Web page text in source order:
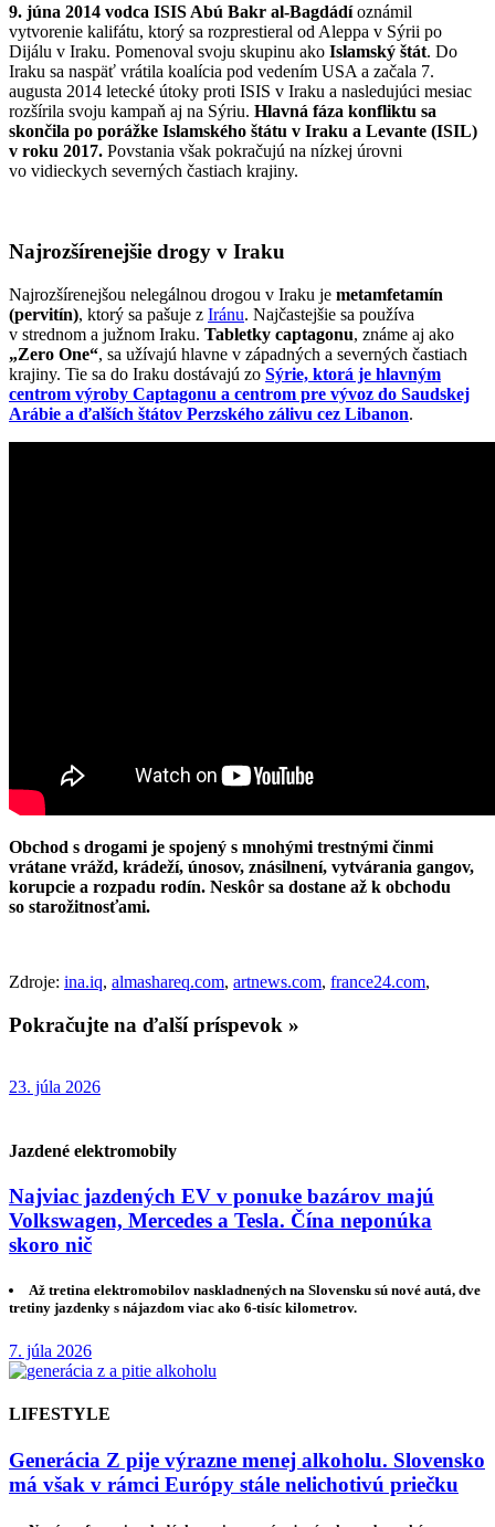
9. júna 2014 vodca ISIS Abú Bakr al-Bagdádíoznámil
vytvorenie kalifátu, ktorý sa rozprestieral od Aleppa v Sýrii po
Dijálu v Iraku. Pomenoval svoju skupinu ako Islamský štát. Do
Iraku sa naspäť vrátila koalícia pod vedením USA a začala 7.
augusta 2014 letecké útoky proti ISIS v Iraku a nasledujúci mesiac
rozšírila svoju kampaň aj na Sýriu. Hlavná fáza konfliktu sa
skončila po porážke Islamského štátu v Iraku a Levante (ISIL)
v roku 2017. Povstania však pokračujú na nízkej úrovni
vo vidieckych severných častiach krajiny.
Najrozšírenejšie drogy v Iraku
Najrozšírenejšou nelegálnou drogou v Iraku je metamfetamín
(pervitín), ktorý sa pašuje z Iránu. Najčastejšie sa používa
v strednom a južnom Iraku. Tabletky captagonu, známe aj ako
„Zero One“, sa užívajú hlavne v západných a severných častiach
krajiny. Tie sa do Iraku dostávajú zo Sýrie, ktorá je hlavným
centrom výroby Captagonu a centrom pre vývoz do Saudskej
Arábie a ďalších štátov Perzského zálivu cez Libanon.
Obchod s drogami je spojený s mnohými trestnými činmi
vrátane vrážd, krádeží, únosov, znásilnení, vytvárania gangov,
korupcie a rozpadu rodín. Neskôr sa dostane až k obchodu
so starožitnosťami.
Zdroje: ina.iq, almashareq.com, artnews.com, france24.com,
Pokračujte na ďalší príspevok »
23. júla 2026
Jazdené elektromobily
Najviac jazdených EV v ponuke bazárov majú
Volkswagen, Mercedes a Tesla. Čína neponúka
skoro nič
Až tretina elektromobilov naskladnených na Slovensku sú nové autá, dve
tretiny jazdenky s nájazdom viac ako 6-tisíc kilometrov.
7. júla 2026
LIFESTYLE
Generácia Z pije výrazne menej alkoholu. Slovensko
má však v rámci Európy stále nelichotivú priečku